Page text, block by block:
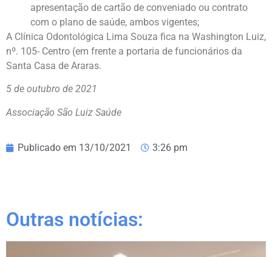
apresentação de cartão de conveniado ou contrato
com o plano de saúde, ambos vigentes;
A Clínica Odontológica Lima Souza fica na Washington Luiz,
nº. 105- Centro (em frente a portaria de funcionários da
Santa Casa de Araras.
5 de outubro de 2021
Associação São Luiz Saúde
Publicado em 13/10/2021 3:26 pm
Outras notícias: